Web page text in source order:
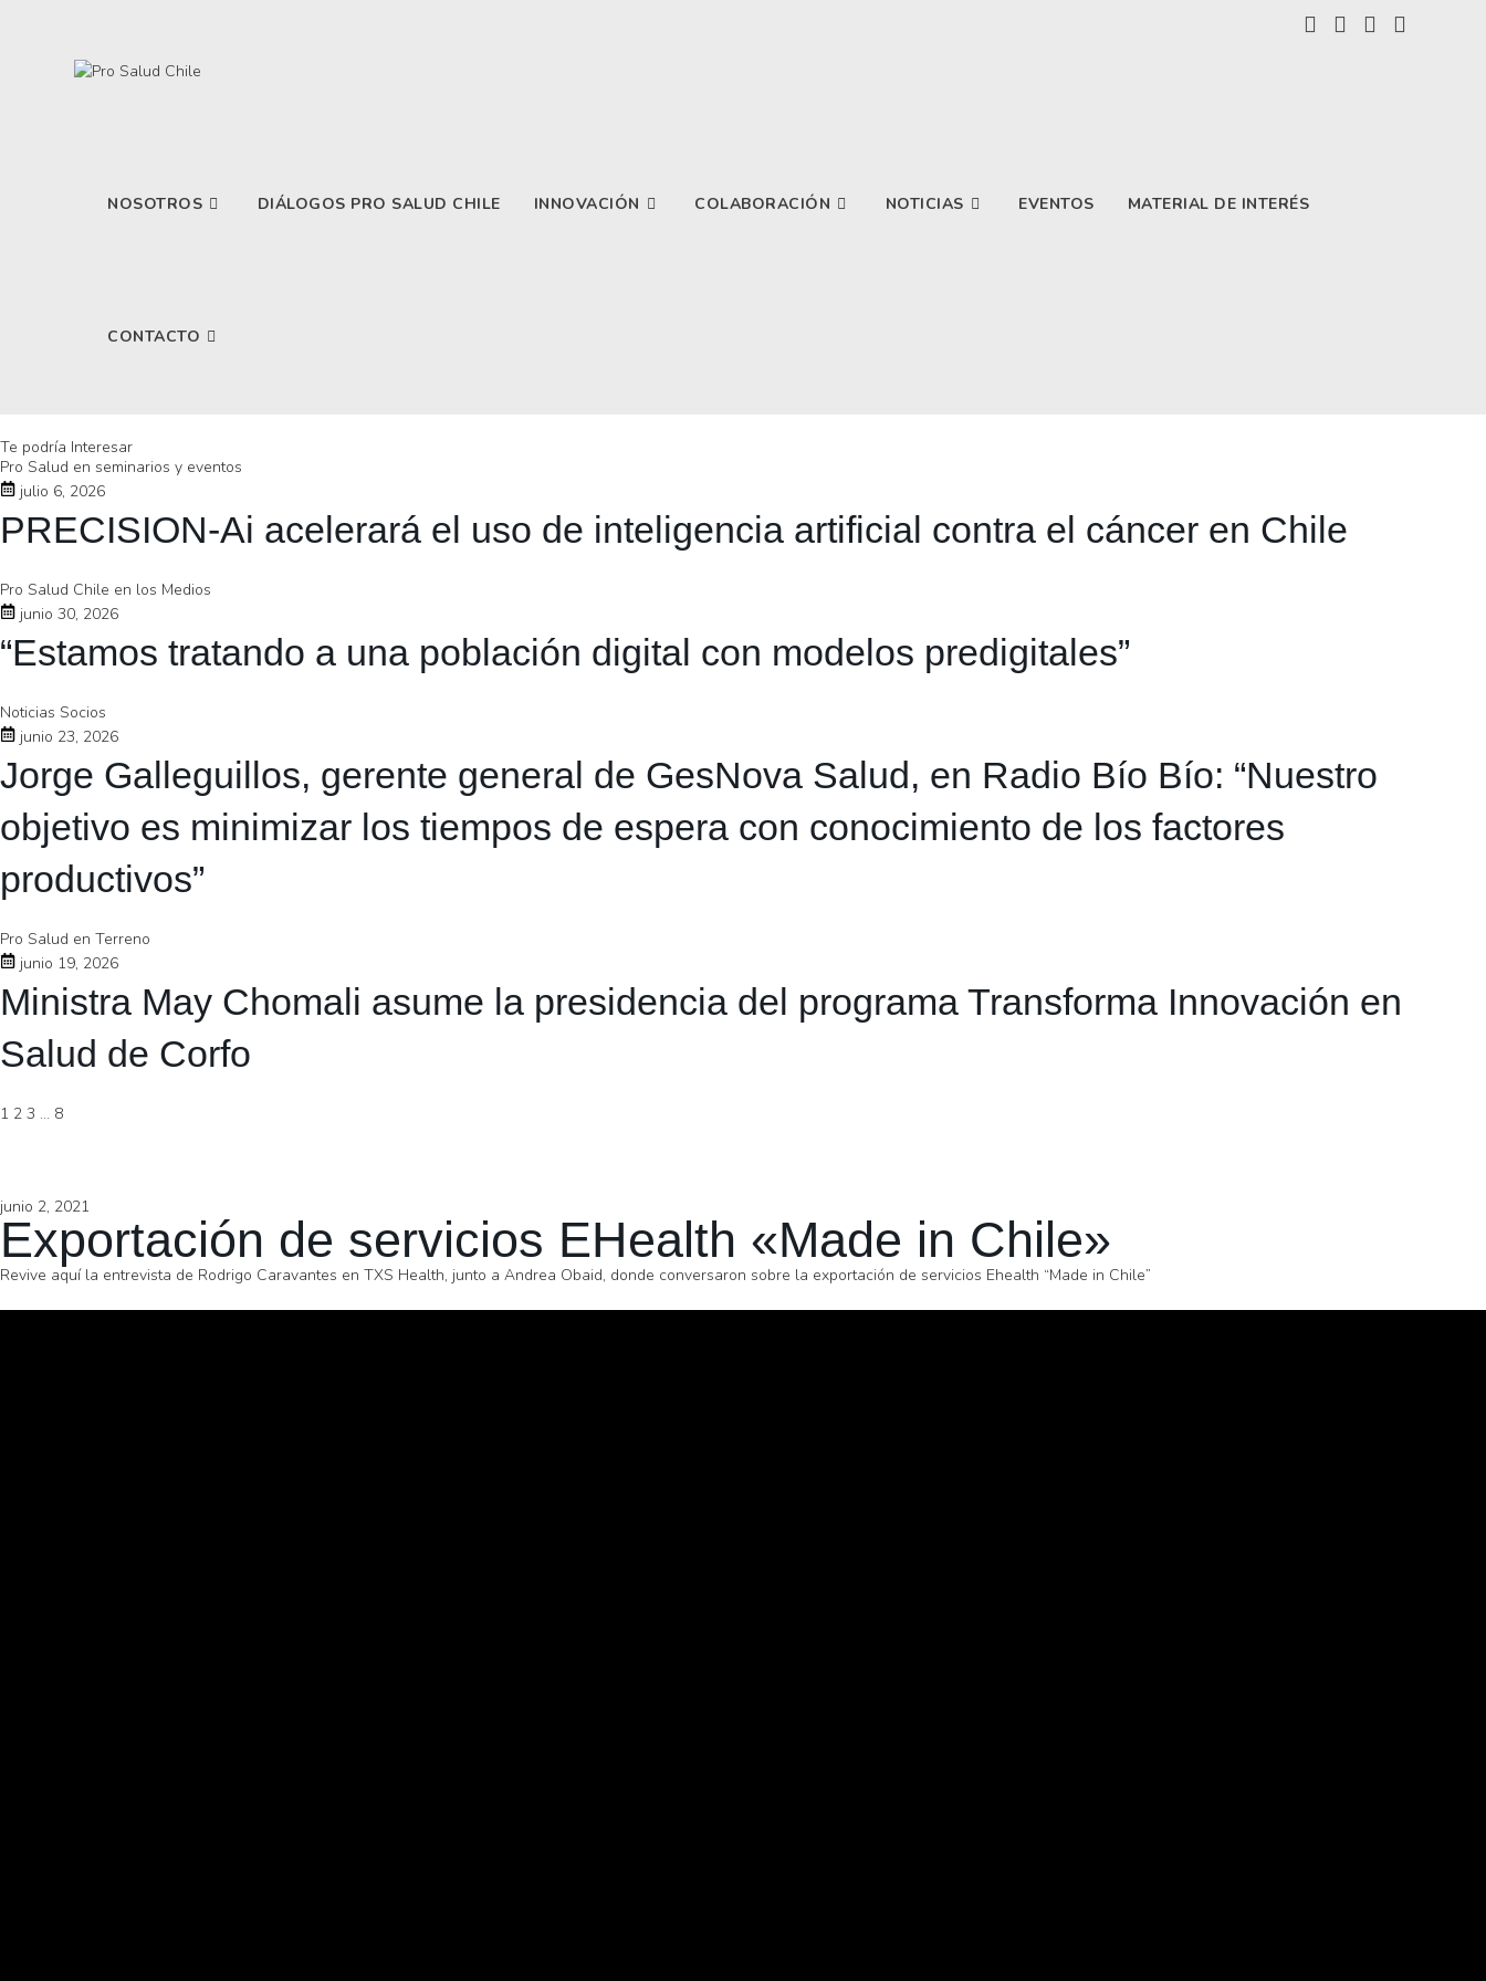
NOSOTROS DIÁLOGOS PRO SALUD CHILE INNOVACIÓN COLABORACIÓN NOTICIAS EVENTOS MATERIAL DE INTERÉS
CONTACTO
Te podría Interesar
Pro Salud en seminarios y eventos
julio 6, 2026
PRECISION-Ai acelerará el uso de inteligencia artificial contra el cáncer en Chile
Pro Salud Chile en los Medios
junio 30, 2026
“Estamos tratando a una población digital con modelos predigitales”
Noticias Socios
junio 23, 2026
Jorge Galleguillos, gerente general de GesNova Salud, en Radio Bío Bío: “Nuestro
objetivo es minimizar los tiempos de espera con conocimiento de los factores
productivos”
Pro Salud en Terreno
junio 19, 2026
Ministra May Chomali asume la presidencia del programa Transforma Innovación en
Salud de Corfo
1 2 3 … 8
junio 2, 2021
Exportación de servicios EHealth «Made in Chile»
Revive aquí la entrevista de Rodrigo Caravantes en TXS Health, junto a Andrea Obaid, donde conversaron sobre la exportación de servicios Ehealth “Made in Chile”